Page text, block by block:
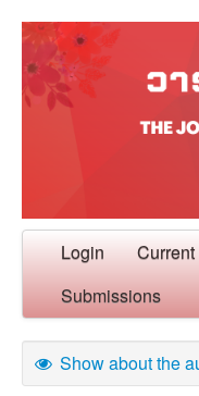
Login Current
Submissions
Show about the